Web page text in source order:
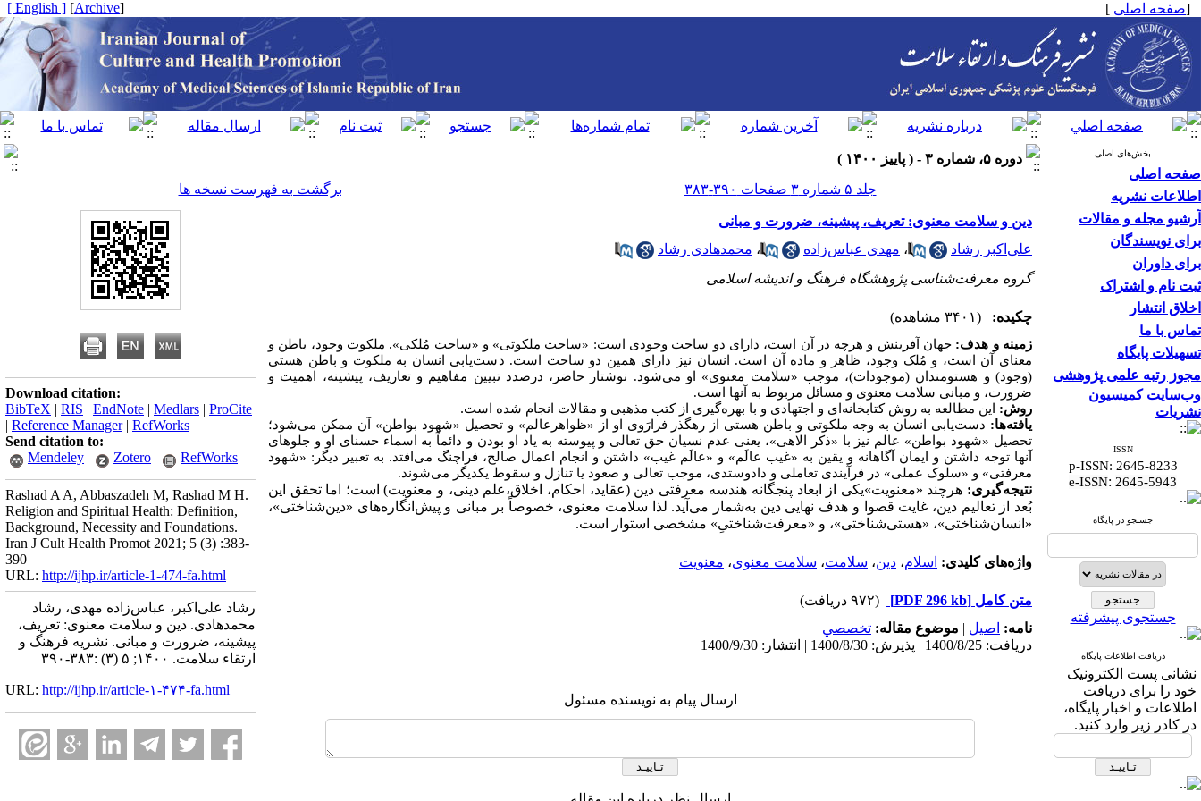
[صفحه اصلی ]
[
Archive
]
[ English ]
بخش‌های اصلی
صفحه اصلی
اطلاعات نشریه
آرشیو مجله و مقالات
برای نویسندگان
برای داوران
ثبت نام و اشتراک
اخلاق انتشار
تماس با ما
تسهیلات پایگاه
مجوز رتبه علمی پژوهشی
وب‌سایت کمیسیون
نشریات
ISSN
p-ISSN: 2645-8233
e-ISSN: 2645-5943
جستجو در پایگاه
جستجوی پیشرفته
دریافت اطلاعات پایگاه
نشانی پست الکترونیک
خود را برای دریافت
اطلاعات و اخبار پایگاه،
در کادر زیر وارد کنید.
دوره ۵، شماره ۳ - ( پاييز ۱۴۰۰ )
جلد ۵ شماره ۳ صفحات ۳۹۰-۳۸۳
برگشت به فهرست نسخه ها
دین و سلامت معنوی: تعریف، پیشینه، ضرورت و مبانی
علی‌اکبر رشاد
، مهدی عباس‌زاده ، محمدهادی رشاد
گروه معرفت‌شناسی پژوهشگاه فرهنگ و اندیشه اسلامی
چکیده: (۳۴۰۱ مشاهده)
زمینه و هدف: جهان آفرینش و هرچه در آن است، دارای دو ساحت وجودی است: «ساحت ملکوتی» و «ساحت مُلکی». ملکوت وجود، باطن و
معنای آن است، و مُلک وجود، ظاهر و ماده آن است. انسان نیز دارای همین دو ساحت است. دست‌یابی انسان به ملکوت و باطن هستی
(وجود) و هستومندان (موجودات)، موجب «سلامت معنوی» او می‌شود. نوشتار حاضر، درصدد تبیین مفاهیم و تعاریف، پیشینه، اهمیت و
ضرورت، و مبانی سلامت معنوی و مسائل مربوط به آنها است.
روش: این مطالعه به روش کتابخانه‌ای و اجتهادی و با بهره‌گیری از کتب مذهبی و مقالات انجام شده است.
یافته‌ها: دست‌یابی انسان به وجه ملکوتی و باطن هستی از رهگذر فرارَوی او از «ظواهرعالم» و تحصیل «شهود بواطن» آن ممکن می‌شود؛
تحصیل «شهود بواطن» عالم نیز با «ذکر الاهی»، یعنی عدم نسیان حق تعالی و پیوسته به یاد او بودن و دائماً به اسماء حسنای او و جلو‌های
آنها توجه داشتن و ایمان آگاهانه و یقین به «غیب عالَم» و «عالَم غیب» داشتن و انجام اعمال صالح، فراچنگ می‌افتد. به تعبیر دیگر: «شهود
معرفتی» و «سلوک عملی» در فرآیندی تعاملی و دادوستدی، موجب تعالی و صعود یا تنازل و سقوط یکدیگر می‌شوند.
نتیجه‌گیری: هرچند «معنویت»یکی از ابعاد پنجگانه هندسه معرفتی دین (عقاید، احکام، اخلاق،علم دینی، و معنویت) است؛ اما تحقق این
بُعد از تعالیم دین، غایت قصوا و هدف نهایی دین به‌شمار می‌آید. لذا سلامت معنوی، خصوصاً بر مبانی و پیش‌انگاره‌های «دین‌شناختی»،
«انسان‌شناختی»، «هستی‌شناختی»، و «معرفت‌شناختیِ» مشخصی استوار است.
واژه‌های کلیدی: اسلام، دین، سلامت، سلامت معنوی، معنویت
متن کامل [PDF 296 kb]
(۹۷۲ دریافت)
نامه: اصيل | موضوع مقاله: تخصصي
دریافت: 1400/8/25 | پذیرش: 1400/8/30 | انتشار: 1400/9/30
ارسال پیام به نویسنده مسئول
Download citation:
BibTeX | RIS | EndNote | Medlars | ProCite
| Reference Manager| RefWorks
Send citation to:
Mendeley
Zotero RefWorks
Rashad A A, Abbaszadeh M, Rashad M H.
Religion and Spiritual Health: Definition,
Background, Necessity and Foundations.
Iran J Cult Health Promot 2021; 5 (3) :383-
390
URL: http://ijhp.ir/article-1-474-fa.html
رشاد علی‌اکبر، عباس‌زاده مهدی، رشاد
محمدهادی. دین و سلامت معنوی: تعریف،
پیشینه، ضرورت و مبانی. نشريه فرهنگ و
ارتقاء سلامت. ۱۴۰۰; ۵ (۳) :۳۸۳-۳۹۰
URL: http://ijhp.ir/article-۱-۴۷۴-fa.html